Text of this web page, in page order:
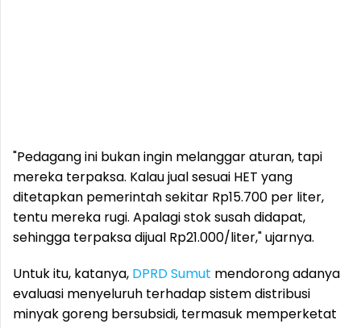
"Pedagang ini bukan ingin melanggar aturan, tapi
mereka terpaksa. Kalau jual sesuai HET yang
ditetapkan pemerintah sekitar Rp15.700 per liter,
tentu mereka rugi. Apalagi stok susah didapat,
sehingga terpaksa dijual Rp21.000/liter," ujarnya.
Untuk itu, katanya, DPRD Sumut mendorong adanya
evaluasi menyeluruh terhadap sistem distribusi
minyak goreng bersubsidi, termasuk memperketat